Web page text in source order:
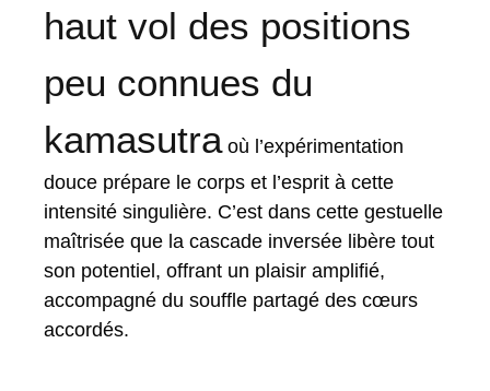
haut vol des positions
peu connues du
kamasutraoù l’expérimentation
douce prépare le corps et l’esprit à cette
intensité singulière. C’est dans cette gestuelle
maîtrisée que la cascade inversée libère tout
son potentiel, offrant un plaisir amplifié,
accompagné du souffle partagé des cœurs
accordés.